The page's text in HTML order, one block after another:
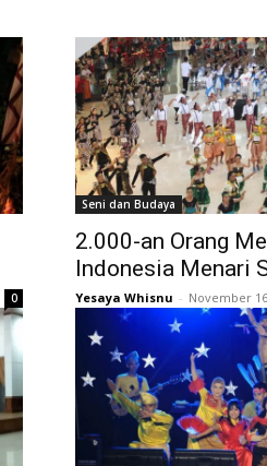
0
Seni dan Budaya
2.000-an Orang
Indonesia Menari
Yesaya Whisnu - November